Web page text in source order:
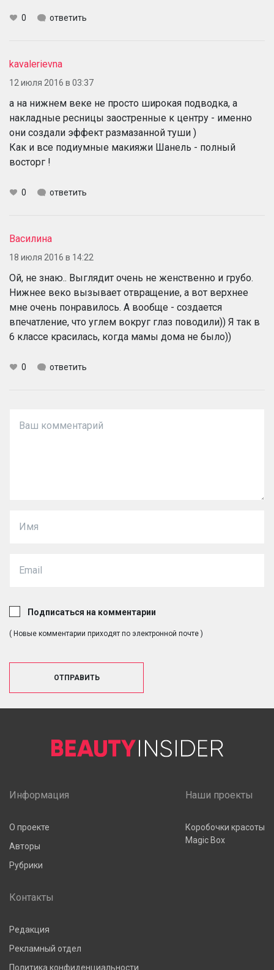
0 ответить
kavalerievna
12 июля 2016 в 03:37
а на нижнем веке не просто широкая подводка, а
накладные ресницы заостренные к центру - именно
они создали эффект размазанной туши )
Как и все подиумные макияжи Шанель - полный
восторг !
0 ответить
Василина
18 июля 2016 в 14:22
Ой, не знаю.. Выглядит очень не женственно и грубо.
Нижнее веко вызывает отвращение, а вот верхнее
мне очень понравилось. А вообще - создается
впечатление, что углем вокруг глаз поводили)) Я так в
6 классе красилась, когда мамы дома не было))
0 ответить
Подписаться на комментарии
( Новые комментарии приходят по электронной почте )
ОТПРАВИТЬ
Информация
О проекте
Авторы
Рубрики
Наши проекты
Коробочки красоты
Magic Box
Контакты
Редакция
Рекламный отдел
Политика конфиденциальности